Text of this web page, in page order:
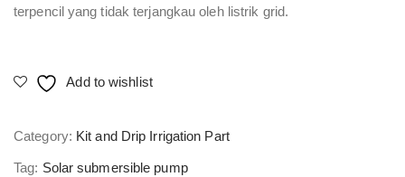
terpencil yang tidak terjangkau oleh listrik grid.
Add to wishlist
Category: Kit and Drip Irrigation Part
Tag: Solar submersible pump